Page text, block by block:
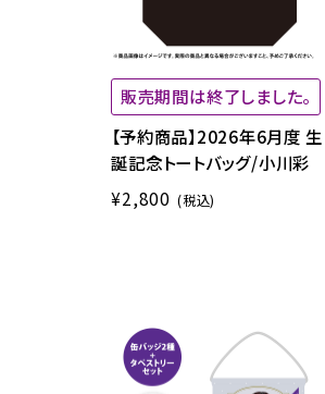
販売期間は終了しました。
【予約商品】2026年6月度 生
誕記念トートバッグ/小川彩
¥2,800 (税込)